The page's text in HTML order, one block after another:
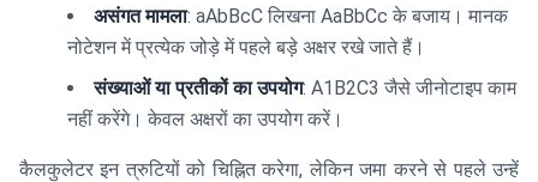
असंगत मामला: aAbBcC लिखना AaBbCc के बजाय। मानक
नोटेशन में प्रत्येक जोड़े में पहले बड़े अक्षर रखे जाते हैं।
संख्याओं या प्रतीकों का उपयोग: A1B2C3 जैसे जीनोटाइप काम
नहीं करेंगे। केवल अक्षरों का उपयोग करें।
कैलकुलेटर इन त्रुटियों को चिह्नित करेगा, लेकिन जमा करने से पहले उन्हें